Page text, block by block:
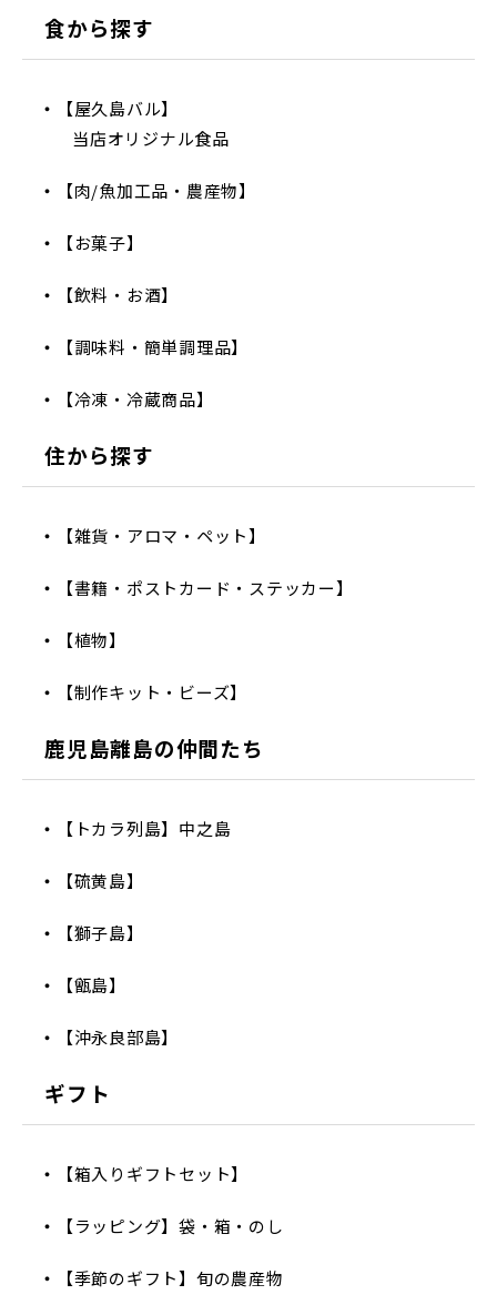
食から探す
【屋久島バル】
当店オリジナル食品
【肉/魚加工品・農産物】
【お菓子】
【飲料・お酒】
【調味料・簡単調理品】
【冷凍・冷蔵商品】
住から探す
【雑貨・アロマ・ペット】
【書籍・ポストカード・ステッカー】
【植物】
【制作キット・ビーズ】
鹿児島離島の仲間たち
【トカラ列島】中之島
【硫黄島】
【獅子島】
【甑島】
【沖永良部島】
ギフト
【箱入りギフトセット】
【ラッピング】袋・箱・のし
【季節のギフト】旬の農産物